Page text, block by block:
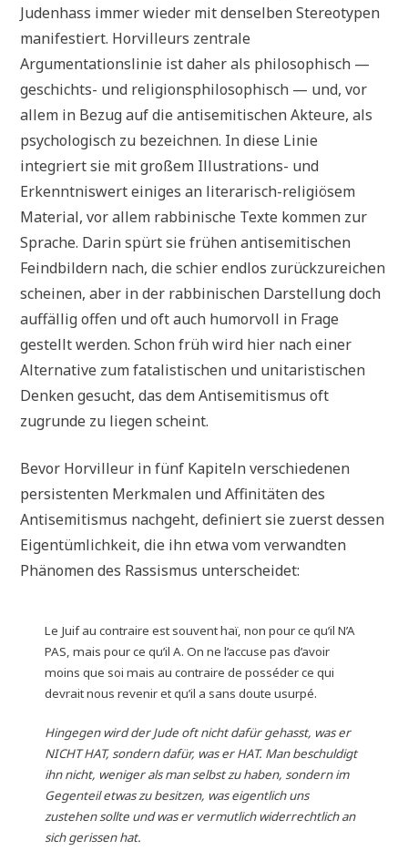
Judenhass immer wieder mit denselben Stereotypen
manifestiert. Horvilleurs zentrale
Argumentationslinie ist daher als philosophisch —
geschichts- und religionsphilosophisch — und, vor
allem in Bezug auf die antisemitischen Akteure, als
psychologisch zu bezeichnen. In diese Linie
integriert sie mit großem Illustrations- und
Erkenntniswert einiges an literarisch-religiösem
Material, vor allem rabbinische Texte kommen zur
Sprache. Darin spürt sie frühen antisemitischen
Feindbildern nach, die schier endlos zurückzureichen
scheinen, aber in der rabbinischen Darstellung doch
auffällig offen und oft auch humorvoll in Frage
gestellt werden. Schon früh wird hier nach einer
Alternative zum fatalistischen und unitaristischen
Denken gesucht, das dem Antisemitismus oft
zugrunde zu liegen scheint.
Bevor Horvilleur in fünf Kapiteln verschiedenen
persistenten Merkmalen und Affinitäten des
Antisemitismus nachgeht, definiert sie zuerst dessen
Eigentümlichkeit, die ihn etwa vom verwandten
Phänomen des Rassismus unterscheidet:
Le Juif au contraire est souvent haï, non pour ce qu’il N’A
PAS, mais pour ce qu’il A. On ne l’accuse pas d’avoir
moins que soi mais au contraire de posséder ce qui
devrait nous revenir et qu’il a sans doute usurpé.
Hingegen wird der Jude oft nicht dafür gehasst, was er
NICHT HAT, sondern dafür, was er HAT. Man beschuldigt
ihn nicht, weniger als man selbst zu haben, sondern im
Gegenteil etwas zu besitzen, was eigentlich uns
zustehen sollte und was er vermutlich widerrechtlich an
sich gerissen hat.